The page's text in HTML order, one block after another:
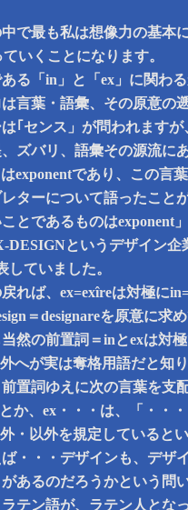
で最も私は想像力の基本
いくことになります。
る「in」と「ex」に関わ
言葉・語彙、その原意の
｢センス」が問われますが
ズバリ、語彙その源流に
exponentであり、この言
ターについて語ったこと
ことであるものはexponent
DESIGNというデザイン
していました。
れば、ex=exîreは対極に
＝designareを原意に求
然の前置詞＝inとexは対
へが実は奪格用語だと知
置詞ゆえに次の言葉を支
か、ex・・・は、「・・
・以外を規定していると
・・・デザインも、デザ
あるのだろうかという問
テン語が、ラテン人とな